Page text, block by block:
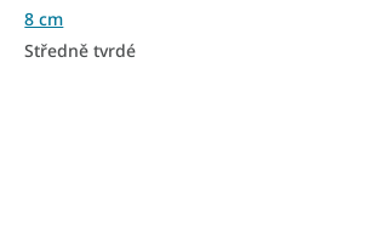
8 cm
Středně tvrdé